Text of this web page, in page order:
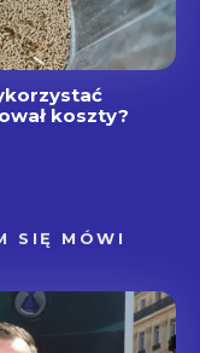
koszty?
SIĘ MÓWI